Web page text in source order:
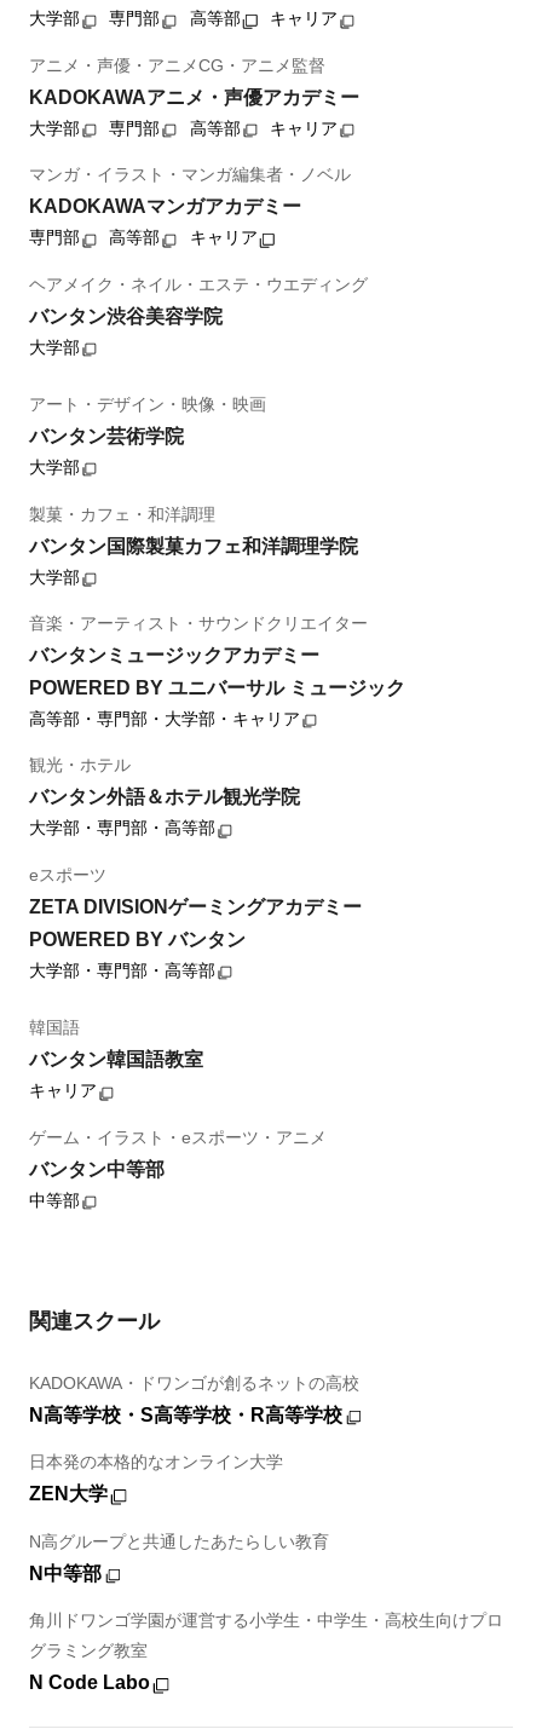
大学部 専門部 高等部 キャリア
アニメ・声優・アニメCG・アニメ監督
KADOKAWAアニメ・声優アカデミー
大学部 専門部 高等部 キャリア
マンガ・イラスト・マンガ編集者・ノベル
KADOKAWAマンガアカデミー
専門部 高等部 キャリア
ヘアメイク・ネイル・エステ・ウエディング
バンタン渋谷美容学院
大学部
アート・デザイン・映像・映画
バンタン芸術学院
大学部
製菓・カフェ・和洋調理
バンタン国際製菓カフェ和洋調理学院
大学部
音楽・アーティスト・サウンドクリエイター
バンタンミュージックアカデミー
POWERED BY ユニバーサル ミュージック
高等部・専門部・大学部・キャリア
観光・ホテル
バンタン外語＆ホテル観光学院
大学部・専門部・高等部
eスポーツ
ZETA DIVISIONゲーミングアカデミー
POWERED BY バンタン
大学部・専門部・高等部
韓国語
バンタン韓国語教室
キャリア
ゲーム・イラスト・eスポーツ・アニメ
バンタン中等部
中等部
関連スクール
KADOKAWA・ドワンゴが創るネットの高校
N高等学校・S高等学校・R高等学校
日本発の本格的なオンライン大学
ZEN大学
N高グループと共通したあたらしい教育
N中等部
角川ドワンゴ学園が運営する小学生・中学生・高校生向けプロ
グラミング教室
N Code Labo